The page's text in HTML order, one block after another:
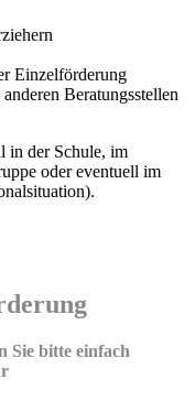
Einzelförderung
Beratungsstellen
in der Schule, im
oder eventuell im
Sie bitte einfach